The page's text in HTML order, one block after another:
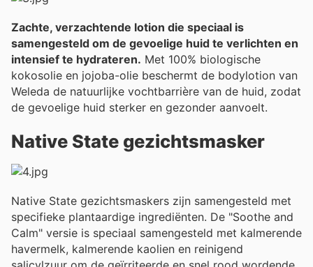
Zachte, verzachtende lotion die speciaal is
samengesteld om de gevoelige huid te verlichten en
intensief te hydrateren. Met 100% biologische
kokosolie en jojoba-olie beschermt de bodylotion van
Weleda de natuurlijke vochtbarrière van de huid, zodat
de gevoelige huid sterker en gezonder aanvoelt.
Native State gezichtsmasker
Native State gezichtsmaskers zijn samengesteld met
specifieke plantaardige ingrediënten. De "Soothe and
Calm" versie is speciaal samengesteld met kalmerende
havermelk, kalmerende kaolien en reinigend